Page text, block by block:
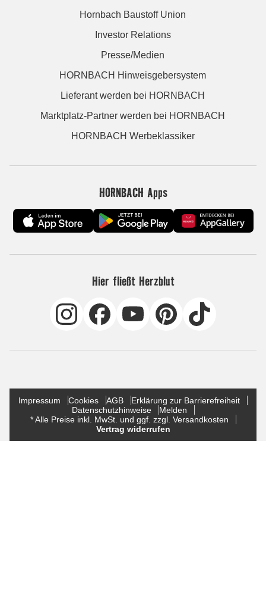
Hornbach Baustoff Union
Investor Relations
Presse/Medien
HORNBACH Hinweisgebersystem
Lieferant werden bei HORNBACH
Marktplatz-Partner werden bei HORNBACH
HORNBACH Werbeklassiker
HORNBACH Apps
Hier fließt Herzblut
Impressum Cookies AGB
Erklärung zur Barrierefreiheit
Datenschutzhinweise
Melden
* Alle Preise inkl. MwSt. und ggf. zzgl. Versandkosten
Vertrag widerrufen